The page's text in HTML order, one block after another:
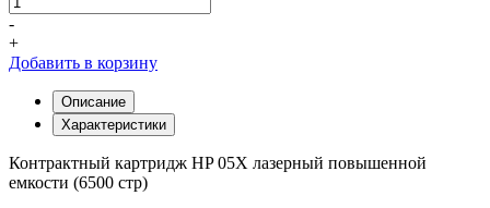
-
+
Добавить в корзину
Описание
Характеристики
Контрактный картридж HP 05X лазерный повышенной
емкости (6500 стр)